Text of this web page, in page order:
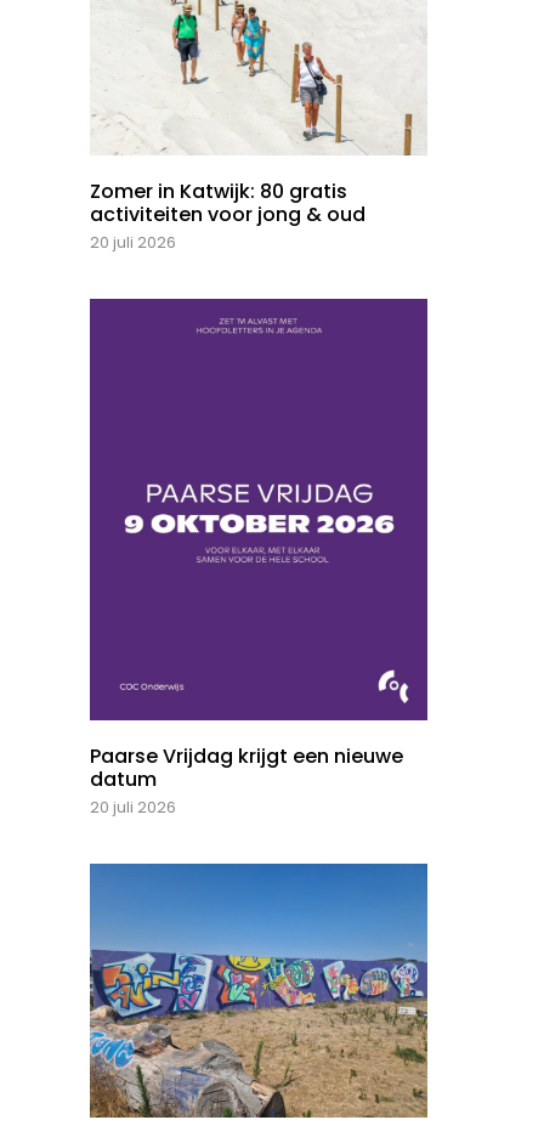
Zomer in Katwijk: 80 gratis
activiteiten voor jong & oud
20 juli 2026
Paarse Vrijdag krijgt een nieuwe
datum
20 juli 2026